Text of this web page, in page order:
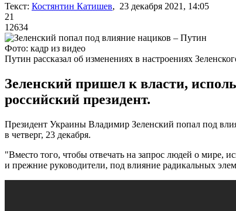
Текст: Костянтин Катишев, 23 декабря 2021, 14:05
21
12634
Фото: кадр из видео
Путин рассказал об изменениях в настроениях
Зеленский пришел к власти,
российский президент.
Президент Украины Владимир Зеленский попал под
в четверг, 23 декабря.
"Вместо того, чтобы отвечать на запрос людей о мире,
и прежние руководители, под влияние радикальных